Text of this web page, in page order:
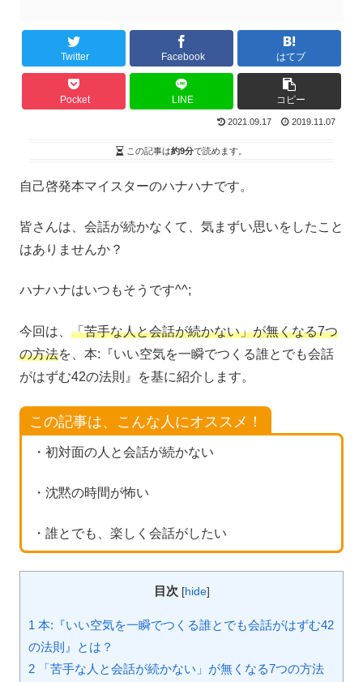
Twitter Facebook はてブ
Pocket LINE コピー
2021.09.17 2019.11.07
この記事は約9分で読めます。
自己啓発本マイスターのハナハナです。
皆さんは、会話が続かなくて、気まずい思いをしたこと
はありませんか？
ハナハナはいつもそうです^^;
今回は、 「苦手な人と会話が続かない」が無くなる7つ
の方法を、本:『いい空気を一瞬でつくる誰とでも会話
がはずむ42の法則』を基に紹介します。
この記事は、こんな人にオススメ！
・初対面の人と会話が続かない
・沈黙の時間が怖い
・誰とでも、楽しく会話がしたい
目次 [hide]
1 本:『いい空気を一瞬でつくる誰とでも会話がはずむ42
の法則』とは？
2 「苦手な人と会話が続かない」が無くなる7つの方法